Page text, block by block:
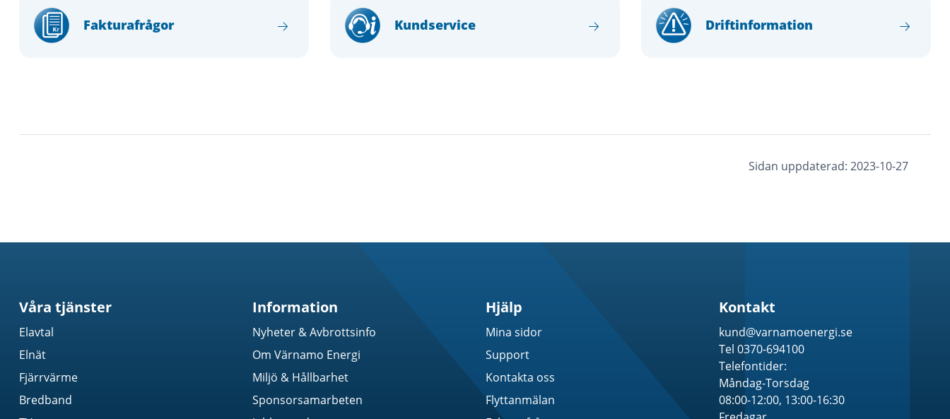
Fakturafrågor Kundservice Driftinformation
Sidan uppdaterad: 2023-10-27
Våra tjänster
Elavtal
Elnät
Fjärrvärme
Bredband
Information
Nyheter & Avbrottsinfo
Om Värnamo Energi
Miljö & Hållbarhet
Sponsorsamarbeten
Hjälp
Mina sidor
Support
Kontakta oss
Flyttanmälan
Kontakt
kund@varnamoenergi.se
Tel 0370-694100
Telefontider:
Måndag-Torsdag
08:00-12:00, 13:00-16:30